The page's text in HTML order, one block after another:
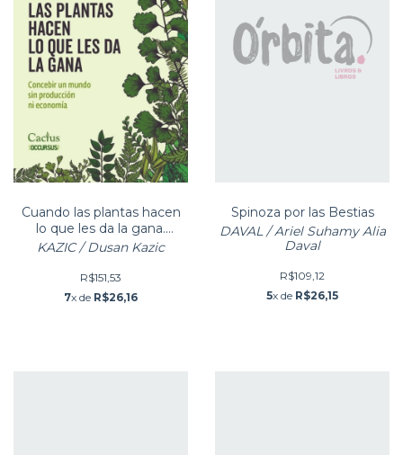
Cuando las plantas hacen
lo que les da la gana.
Concebir un mundo sin
KAZIC / Dusan Kazic
R$151,53
7x de R$26,16
Spinoza por las Bestias
DAVAL / Ariel Suhamy Alia
Daval
R$109,12
5x de R$26,15